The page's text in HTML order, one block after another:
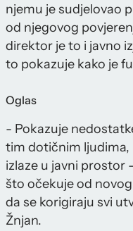
njemu je sudjelovao
od njegovog
direktor je to i javno
to pokazuje kako je
Oglas
- Pokazuje
tim dotičnim ljudima,
izlaze u javni prostor
što očekuje od
da se korigiraju svi
Žnjan.